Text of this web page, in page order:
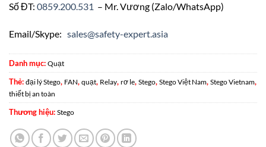
Số ĐT: 0859.200.531 – Mr. Vương (Zalo/WhatsApp)
Email/Skype: sales@safety-expert.asia
Danh mục: Quạt
Thẻ: đại lý Stego, FAN, quạt, Relay, rơ le, Stego, Stego Việt Nam, Stego Vietnam,
thiết bị an toàn
Thương hiệu: Stego